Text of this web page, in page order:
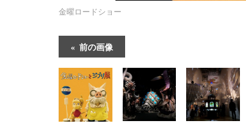
金曜ロードショー
前の画像